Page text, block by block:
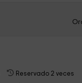
Reservado 2 veces